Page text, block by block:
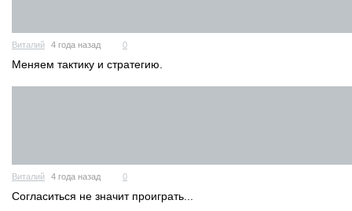
Виталий 4 года назад 0
Меняем тактику и стратегию.
Виталий 4 года назад 0
Согласиться не значит проиграть...